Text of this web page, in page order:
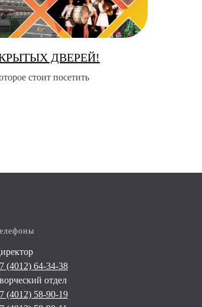
ДВЕРЕЙ!
стоит посетить
(4012) 64-34-38
отдел
(4012) 58-90-19